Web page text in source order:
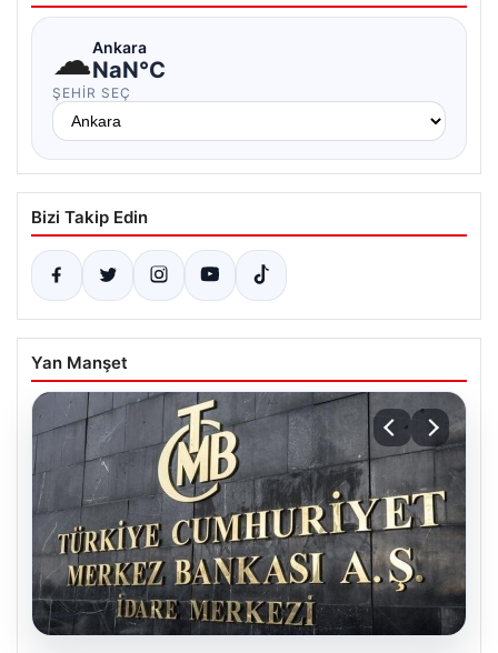
☁Ankara
NaN°C
ŞEHIR SEÇ
Bizi Takip Edin
Yan Manşet